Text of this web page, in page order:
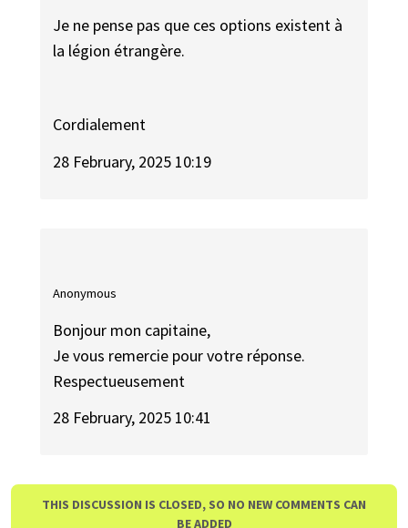
Je ne pense pas que ces options existent à
la légion étrangère.
Cordialement ​
28 February, 2025 10:19
Anonymous
Bonjour mon capitaine,
Je vous remercie pour votre réponse.
Respectueusement
28 February, 2025 10:41
THIS DISCUSSION IS CLOSED, SO NO NEW COMMENTS CAN
BE ADDED